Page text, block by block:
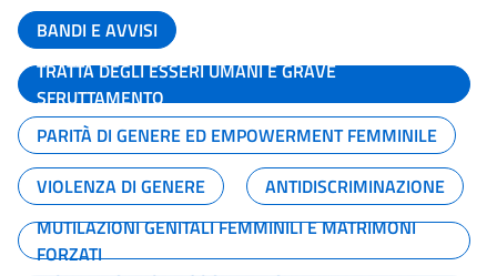
BANDI E AVVISI
TRATTA DEGLI ESSERI UMANI E GRAVE
SFRUTTAMENTO
PARITÀ DI GENERE ED EMPOWERMENT FEMMINILE
VIOLENZA DI GENERE
ANTIDISCRIMINAZIONE
MUTILAZIONI GENITALI FEMMINILI E MATRIMONI
FORZATI